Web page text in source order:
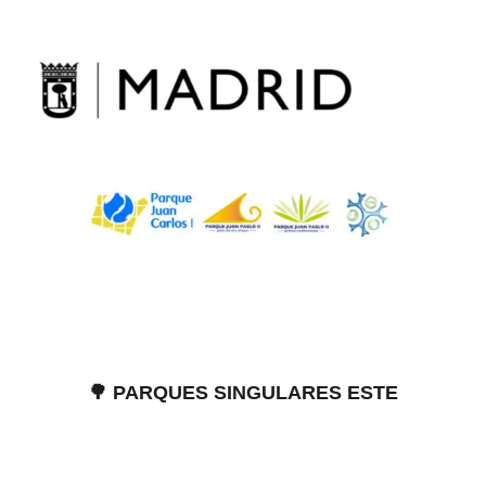
content
🌳 PARQUES SINGULARES ESTE